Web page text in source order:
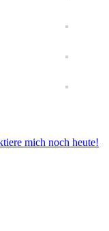
mich noch heute!